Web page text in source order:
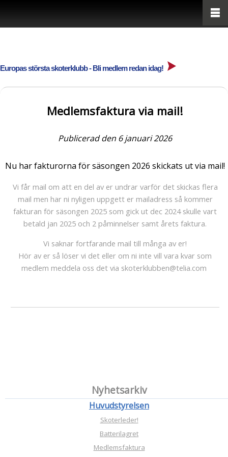
Europas största skoterklubb - Bli medlem redan idag!
Nyhetsarkiv
Huvudstyrelsen
Skoterleder!
Batterilagret
Medlemsfaktura
Medlemsfaktura via mail!
Publicerad den 6 januari 2026
Nu har fakturorna för säsongen 2026 skickats ut via mail!
Vi får mail om att en del av er undrar varför det skickas flera
mail men har ni nyligen uppgett er mailadress så kommer
fakturan för säsongen 2025 som gick ut dec 2024 skulle vart
betald jan 2025 och 2 påminnelser samt årets faktura.
Vi saknar fortfarande mail till många av er!
Hör av er så löser vi det eller om ni inte vill vara kvar som
medlem meddela oss det via skoterklubben@telia.com